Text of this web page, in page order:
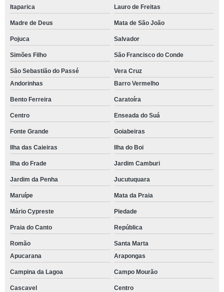
Itaparica Lauro de Freitas
Madre de Deus Mata de São João
Pojuca Salvador
Simões Filho São Francisco do Conde
São Sebastião do Passé
Vera Cruz
Andorinhas
Barro Vermelho
Bento Ferreira Caratoíra
Centro Enseada do Suá
Fonte Grande Goiabeiras
Ilha das Caieiras Ilha do Boi
Ilha do Frade Jardim Camburi
Jardim da Penha Jucutuquara
Maruípe Mata da Praia
Mário Cypreste Piedade
Praia do Canto República
Romão
Santa Marta
Apucarana
Arapongas
Campina da Lagoa Campo Mourão
Cascavel Centro